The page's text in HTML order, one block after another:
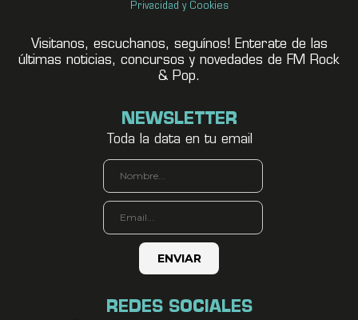
Privacidad y Cookies
Visitanos, escuchanos, seguínos! Enterate de las
últimas noticias, concursos y novedades de FM Rock
& Pop.
NEWSLETTER
Toda la data en tu email
REDES SOCIALES